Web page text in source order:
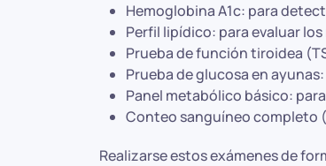
Hemoglobina A1c: para
Perfil lipídico: para evaluar
Prueba de función tiroidea
Prueba de glucosa en
Panel metabólico básico:
Conteo sanguíneo completo
Realizarse estos exámenes de